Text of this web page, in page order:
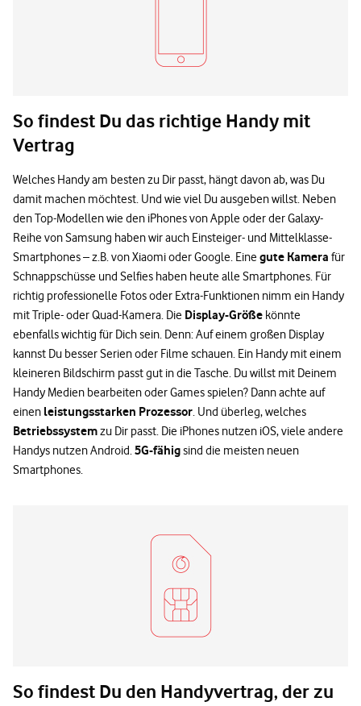
So findest Du das richtige Handy mit
Vertrag
Welches Handy am besten zu Dir passt, hängt davon ab, was Du
damit machen möchtest. Und wie viel Du ausgeben willst. Neben
den Top-Modellen wie den iPhones von Apple oder der Galaxy-
Reihe von Samsung haben wir auch Einsteiger- und Mittelklasse-
Smartphones – z.B. von Xiaomi oder Google. Einegute Kamera für
Schnappschüsse und Selfies haben heute alle Smartphones. Für
richtig professionelle Fotos oder Extra-Funktionen nimm ein Handy
mit Triple- oder Quad-Kamera. Die Display-Größe könnte
ebenfalls wichtig für Dich sein. Denn: Auf einem großen Display
kannst Du besser Serien oder Filme schauen. Ein Handy mit einem
kleineren Bildschirm passt gut in die Tasche. Du willst mit Deinem
Handy Medien bearbeiten oder Games spielen? Dann achte auf
einen leistungsstarken Prozessor. Und überleg, welches
Betriebssystemzu Dir passt. Die iPhones nutzen iOS, viele andere
Handys nutzen Android.5G-fähigsind die meisten neuen
Smartphones.
So findest Du den Handyvertrag, der zu